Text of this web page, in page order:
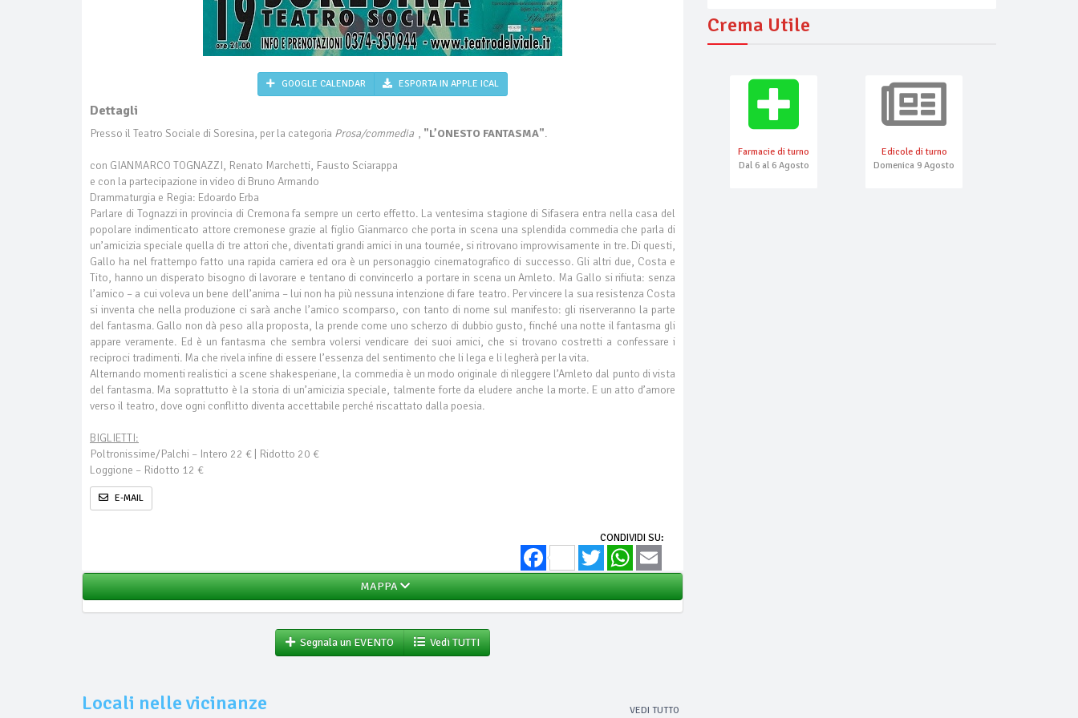
GOOGLE CALENDAR ESPORTA IN APPLE ICAL
Dettagli
Presso il Teatro Sociale di Soresina, per la categoria Prosa/commedia , "L’ONESTO FANTASMA".
con GIANMARCO TOGNAZZI, Renato Marchetti, Fausto Sciarappa
e con la partecipazione in video di Bruno Armando
Drammaturgia e Regia: Edoardo Erba
Parlare di Tognazzi in provincia di Cremona fa sempre un certo effetto. La ventesima stagione di Sifasera entra nella casa del
popolare indimenticato attore cremonese grazie al figlio Gianmarco che porta in scena una splendida commedia che parla di
un’amicizia speciale quella di tre attori che, diventati grandi amici in una tournée, si ritrovano improvvisamente in tre. Di questi,
Gallo ha nel frattempo fatto una rapida carriera ed ora è un personaggio cinematografico di successo. Gli altri due, Costa e
Tito, hanno un disperato bisogno di lavorare e tentano di convincerlo a portare in scena un Amleto. Ma Gallo si rifiuta: senza
l’amico – a cui voleva un bene dell’anima – lui non ha più nessuna intenzione di fare teatro. Per vincere la sua resistenza Costa
si inventa che nella produzione ci sarà anche l’amico scomparso, con tanto di nome sul manifesto: gli riserveranno la parte
del fantasma. Gallo non dà peso alla proposta, la prende come uno scherzo di dubbio gusto, finché una notte il fantasma gli
appare veramente. Ed è un fantasma che sembra volersi vendicare dei suoi amici, che si trovano costretti a confessare i
reciproci tradimenti. Ma che rivela infine di essere l’essenza del sentimento che li lega e li legherà per la vita.
Alternando momenti realistici a scene shakesperiane, la commedia è un modo originale di rileggere l’Amleto dal punto di vista
del fantasma. Ma soprattutto è la storia di un’amicizia speciale, talmente forte da eludere anche la morte. E un atto d’amore
verso il teatro, dove ogni conflitto diventa accettabile perché riscattato dalla poesia.
BIGLIETTI:
Poltronissime/Palchi – Intero 22 € | Ridotto 20 €
Loggione – Ridotto 12 €
E-MAIL
CONDIVIDI SU:
FacebookTwitter WhatsApp
MAPPA
Segnala un EVENTO Vedi TUTTI
Locali nelle vicinanze VEDI TUTTO
Crema Utile
Farmacie di turno
Dal 6 al 6 Agosto
Edicole di turno
Domenica 9 Agosto